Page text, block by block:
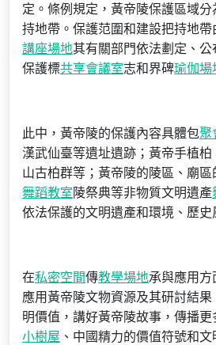
定。條例規定，黃帝陵保護區域
持地帶。保護范圍和建設把持地
講座場地其有關部門依法劃定、公
保護標共享會議室志和界碑瑜伽場
此中，黃帝陵的保護內容具體包聚
漢武仙臺等遺址遺跡；黃帝手植
山古柏群等；黃帝陵的陵區、廟
舞蹈教室陵祭典等非物質文明遺產
依法保護的文明遺產和環境、歷史
在私密空間傳教學場地承與應用方
應用黃帝陵文物資源及其研討結
明價值，講好黃帝陵故事，傳播更
小樹屋 、中國精力的價值符號和文